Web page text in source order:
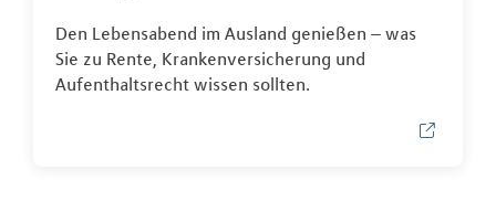
Den Lebensabend im Ausland genießen – was
Sie zu Rente, Krankenversicherung und
Aufenthaltsrecht wissen sollten.